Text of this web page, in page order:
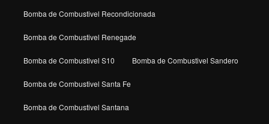
Bomba de Combustivel Recondicionada
Bomba de Combustivel Renegade
Bomba de Combustivel S10 Bomba de Combustivel Sandero
Bomba de Combustivel Santa Fe
Bomba de Combustivel Santana